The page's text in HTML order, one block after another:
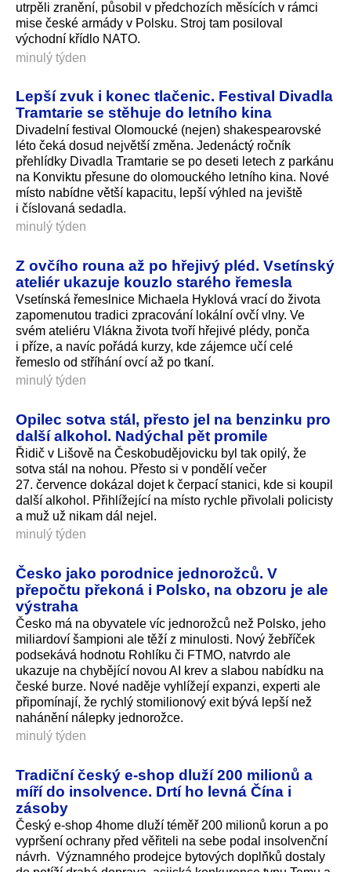
utrpěli zranění, působil v předchozích měsících v rámci
mise české armády v Polsku. Stroj tam posiloval
východní křídlo NATO.
minulý týden
Lepší zvuk i konec tlačenic. Festival Divadla
Tramtarie se stěhuje do letního kina
Divadelní festival Olomoucké (nejen) shakespearovské
léto čeká dosud největší změna. Jedenáctý ročník
přehlídky Divadla Tramtarie se po deseti letech z parkánu
na Konviktu přesune do olomouckého letního kina. Nové
místo nabídne větší kapacitu, lepší výhled na jeviště
i číslovaná sedadla.
minulý týden
Z ovčího rouna až po hřejivý pléd. Vsetínský
ateliér ukazuje kouzlo starého řemesla
Vsetínská řemeslnice Michaela Hyklová vrací do života
zapomenutou tradici zpracování lokální ovčí vlny. Ve
svém ateliéru Vlákna života tvoří hřejivé plédy, ponča
i příze, a navíc pořádá kurzy, kde zájemce učí celé
řemeslo od stříhání ovcí až po tkaní.
minulý týden
Opilec sotva stál, přesto jel na benzinku pro
další alkohol. Nadýchal pět promile
Řidič v Lišově na Českobudějovicku byl tak opilý, že
sotva stál na nohou. Přesto si v pondělí večer
27. července dokázal dojet k čerpací stanici, kde si koupil
další alkohol. Přihlížející na místo rychle přivolali policisty
a muž už nikam dál nejel.
minulý týden
Česko jako porodnice jednorožců. V
přepočtu překoná i Polsko, na obzoru je ale
výstraha
Česko má na obyvatele víc jednorožců než Polsko, jeho
miliardoví šampioni ale těží z minulosti. Nový žebříček
podsekává hodnotu Rohlíku či FTMO, natvrdo ale
ukazuje na chybějící novou AI krev a slabou nabídku na
české burze. Nové naděje vyhlížejí expanzi, experti ale
připomínají, že rychlý stomilionový exit bývá lepší než
nahánění nálepky jednorožce.
minulý týden
Tradiční český e-shop dluží 200 milionů a
míří do insolvence. Drtí ho levná Čína i
zásoby
Český e-shop 4home dluží téměř 200 milionů korun a po
vypršení ochrany před věřiteli na sebe podal insolvenční
návrh. Významného prodejce bytových doplňků dostaly